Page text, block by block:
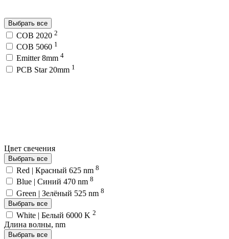
Выбрать все
COB 2020 2
COB 5060 1
Emitter 8mm 4
PCB Star 20mm 1
Цвет свечения
Выбрать все
Red | Красный 625 nm 8
Blue | Синий 470 nm 8
Green | Зелёный 525 nm 8
Выбрать все
White | Белый 6000 K 2
Длина волны, nm
Выбрать все